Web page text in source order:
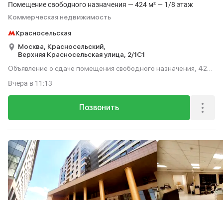
Помещение свободного назначения — 424 м² — 1/8 этаж
Коммерческая недвижимость
Красносельская
Москва, Красносельский,
Верхняя Красносельская улица, 2/1С1
Объявление о сдаче помещения свободного назначения, 424
Позвонить
Вчера в 11:13